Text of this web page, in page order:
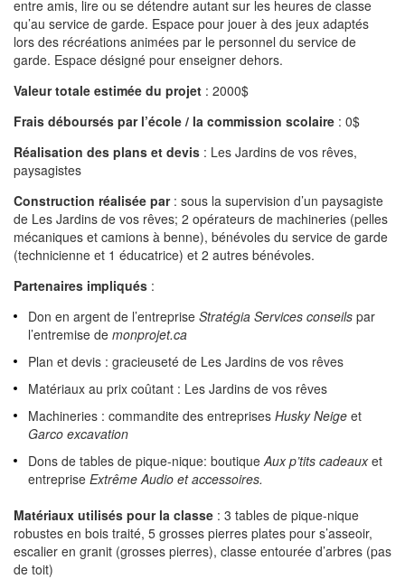
entre amis, lire ou se détendre autant sur les heures de classe
qu’au service de garde. Espace pour jouer à des jeux adaptés
lors des récréations animées par le personnel du service de
garde. Espace désigné pour enseigner dehors.
Valeur totale estimée du projet : 2000$
Frais déboursés par l’école / la commission scolaire : 0$
Réalisation des plans et devis : Les Jardins de vos rêves,
paysagistes
Construction réalisée par: sous la supervision d’un paysagiste
de Les Jardins de vos rêves; 2 opérateurs de machineries (pelles
mécaniques et camions à benne), bénévoles du service de garde
(technicienne et 1 éducatrice) et 2 autres bénévoles.
Partenaires impliqués :
Don en argent de l’entreprise Stratégia Services conseils par
l’entremise de monprojet.ca
Plan et devis : gracieuseté de Les Jardins de vos rêves
Matériaux au prix coûtant : Les Jardins de vos rêves
Machineries : commandite des entreprises Husky Neige et
Garco excavation
Dons de tables de pique-nique: boutique Aux p’tits cadeauxet
entreprise Extrême Audio et accessoires.
Matériaux utilisés pour la classe : 3 tables de pique-nique
robustes en bois traité, 5 grosses pierres plates pour s’asseoir,
escalier en granit (grosses pierres), classe entourée d’arbres (pas
de toit)